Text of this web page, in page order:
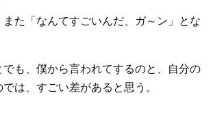
た「なんてすごいんだ、ガ～ン」とな
も、僕から言われてするのと、自分の
は、すごい差があると思う。